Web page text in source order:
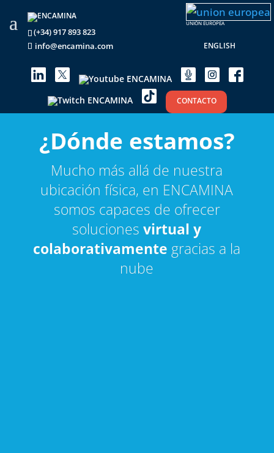
UNIÓN EUROPEA
(+34) 917 893 823
info@encamina.com
ENGLISH
CONTACTO
¿Dónde estamos?
Mucho más allá de nuestra
ubicación física, en ENCAMINA
somos capaces de ofrecer
soluciones virtual y
colaborativamente gracias a la
nube